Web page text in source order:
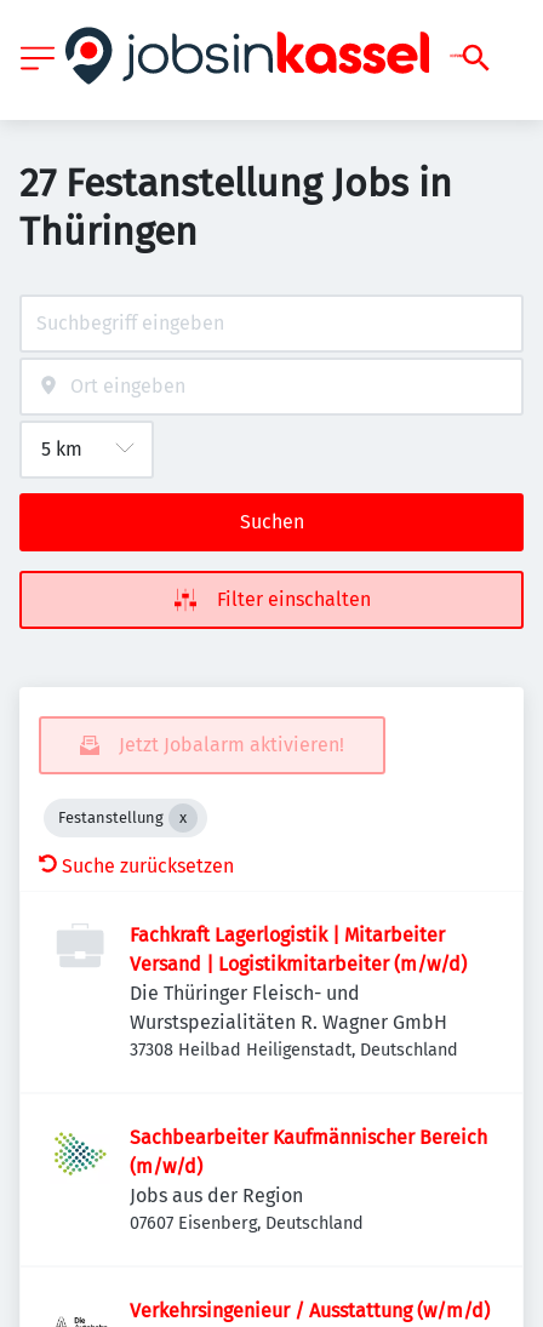
27 Festanstellung Jobs in
Thüringen
Suchen
Filter einschalten
Jetzt Jobalarm aktivieren!
Festanstellung
Suche zurücksetzen
Fachkraft Lagerlogistik | Mitarbeiter
Versand | Logistikmitarbeiter (m/w/d)
Die Thüringer Fleisch- und
Wurstspezialitäten R. Wagner GmbH
37308 Heilbad Heiligenstadt, Deutschland
Sachbearbeiter Kaufmännischer Bereich
(m/w/d)
Jobs aus der Region
07607 Eisenberg, Deutschland
Verkehrsingenieur / Ausstattung (w/m/d)